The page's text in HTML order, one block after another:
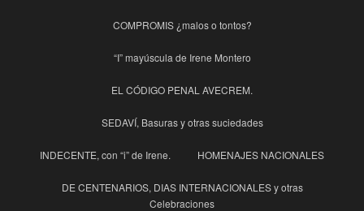
COMPROMIS ¿malos o tontos?
“I” mayúscula de Irene Montero
EL CÓDIGO PENAL AVECREM.
SEDAVÍ, Basuras y otras suciedades
INDECENTE, con “i” de Irene. HOMENAJES NACIONALES
DE CENTENARIOS, DIAS INTERNACIONALES y otras
Celebraciones